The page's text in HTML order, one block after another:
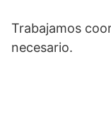
Trabajamos
necesario.